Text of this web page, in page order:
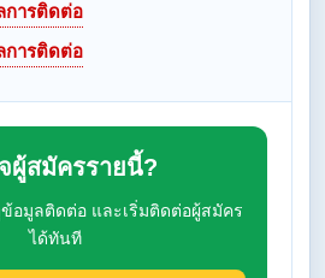
การติดต่อ
การติดต่อ
ผู้สมัครรายนี้?
อมูลติดต่อ และเริ่มติดต่อผู้สมัคร
ได้ทันที